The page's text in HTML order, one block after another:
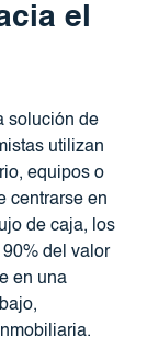
el
solución de
utilizan
equipos o
centrarse en
de caja, los
del valor
en una